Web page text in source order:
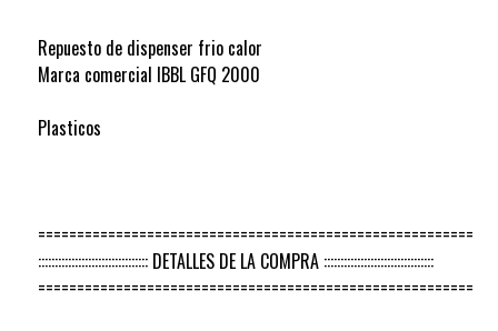
Repuesto de dispenser frio calor
Marca comercial IBBL GFQ 2000
Plasticos
========================================================
::::::::::::::::::::::::::::::::: DETALLES DE LA COMPRA :::::::::::::::::::::::::::::::::
========================================================